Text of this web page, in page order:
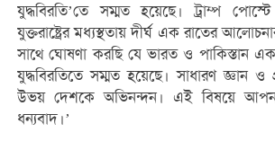
যুদ্ধবিরতি’তে সম্মত হয়েছে। ট্রাম্প পোস্টে
যুক্তরাষ্ট্রের মধ্যস্থতায় দীর্ঘ এক রাতের
সাথে ঘোষণা করছি যে ভারত ও পাকিস্তান
যুদ্ধবিরতিতে সম্মত হয়েছে। সাধারণ জ্ঞান ও
উভয় দেশকে অভিনন্দন। এই বিষয়ে
ধন্যবাদ।’